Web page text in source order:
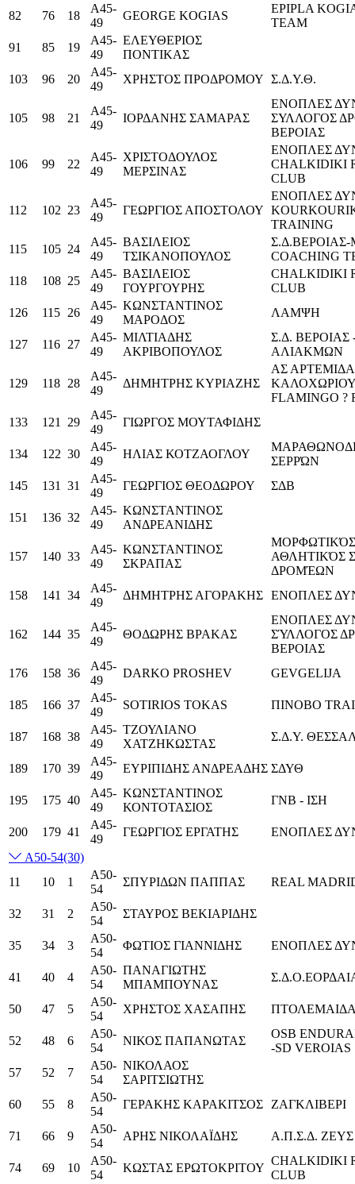
82 76 18
Α45-
49
GEORGE KOGIAS
EPIPLA
TEAM
91
85 19
Α45-
49
ΕΛΕΥΘΕΡΙΟΣ
ΠΟΝΤΙΚΑΣ
103
96 20
Α45-
49
ΧΡΗΣΤΟΣ ΠΡΟΔΡΟΜΟΥ Σ.Δ.Υ.Θ.
105 98 21
Α45-
49
ΙΟΡΔΑΝΗΣ ΣΑΜΑΡΑΣ
ΕΝΟΠΛΕΣ
ΣΥΛΛΟΓΟΣ
ΒΕΡΟΙΑΣ
106 99 22
Α45-
49
ΧΡΙΣΤΟΔΟΥΛΟΣ
ΜΕΡΣΙΝΑΣ
ΕΝΟΠΛΕΣ
CHALKIDIKI
CLUB
112 102 23
Α45-
49
ΓΕΩΡΓΙΟΣ ΑΠΟΣΤΟΛΟΥ
ΕΝΟΠΛΕΣ
TRAINING
115
105 24
Α45-
49
ΒΑΣΙΛΕΙΟΣ
ΤΣΙΚΑΝΟΠΟΥΛΟΣ
Σ.Δ.ΒΕΡΟΙΑΣ-
COACHING
118
108 25
Α45-
49
ΒΑΣΙΛΕΙΟΣ
ΓΟΥΡΓΟΥΡΗΣ
CHALKIDIKI
CLUB
126
115 26
Α45-
49
ΚΩΝΣΤΑΝΤΙΝΟΣ
ΜΑΡΟΔΟΣ
ΛΑΜΨΗ
127 116 27
Α45-
49
ΜΙΛΤΙΑΔΗΣ
ΑΚΡΙΒΟΠΟΥΛΟΣ
Σ.Δ. ΒΕΡΟΙΑΣ
ΑΛΙΑΚΜΩΝ
129 118 28
Α45-
49
ΔΗΜΗΤΡΗΣ ΚΥΡΙΑΖΗΣ
ΑΣ ΑΡΤΕΜΙΔΑ
ΚΑΛΟΧΩΡΙΟΥ
FLAMINGO ?
133
121 29
Α45-
49
ΓΙΩΡΓΟΣ ΜΟΥΤΑΦΙΔΗΣ
134 122 30
Α45-
49
ΗΛΙΑΣ ΚΟΤΖΑΟΓΛΟΥ
ΣΕΡΡΏΝ
145
131 31
Α45-
49
ΓΕΩΡΓΙΟΣ ΘΕΟΔΩΡΟΥ ΣΔΒ
151 136 32
Α45-
49
ΚΩΝΣΤΑΝΤΙΝΟΣ
ΑΝΔΡΕΑΝΙΔΗΣ
157 140 33
Α45-
49
ΚΩΝΣΤΑΝΤΙΝΟΣ
ΣΚΡΑΠΑΣ
ΑΘΛΗΤΙΚΌΣ
ΔΡΟΜΈΩΝ
158
141 34
Α45-
49
ΔΗΜΗΤΡΗΣ ΑΓΟΡΑΚΗΣ ΕΝΟΠΛΕΣ
162 144 35
Α45-
49
ΘΟΔΩΡΗΣ ΒΡΑΚΑΣ
ΕΝΟΠΛΕΣ
ΣΎΛΛΟΓΟΣ
ΒΕΡΟΙΑΣ
176
158 36
Α45-
49
DARKO PROSHEV GEVGELIJA
185 166 37
Α45-
49
SOTIRIOS TOKAS ΠΙΝΟΒΟ
187 168 38
Α45-
49
ΤΖΟΥΛΙΑΝΟ
ΧΑΤΖΗΚΩΣΤΑΣ
Σ.Δ.Υ.
189 170 39
Α45-
49
ΕΥΡΙΠΙΔΗΣ ΑΝΔΡΕΑΔΗΣ ΣΔΥΘ
195 175 40
Α45-
49
ΚΩΝΣΤΑΝΤΙΝΟΣ
ΚΟΝΤΟΤΑΣΙΟΣ
ΓΝΒ - ΙΣΗ
200 179 41
Α45-
49
ΓΕΩΡΓΙΟΣ ΕΡΓΑΤΗΣ
ΕΝΟΠΛΕΣ
Α50-54(30)
11
10 1
Α50-
54
ΣΠΥΡΙΔΩΝ ΠΑΠΠΑΣ REAL
32 31 2
Α50-
54
ΣΤΑΥΡΟΣ ΒΕΚΙΑΡΙΔΗΣ
35 34 3
Α50-
54
ΦΩΤΙΟΣ ΓΙΑΝΝΙΔΗΣ ΕΝΟΠΛΕΣ
41 40 4
Α50-
54
ΠΑΝΑΓΙΩΤΗΣ
ΜΠΑΜΠΟΥΝΑΣ
50 47 5
Α50-
54
ΧΡΗΣΤΟΣ ΧΑΣΑΠΗΣ
52 48 6
Α50-
54
ΝΙΚΟΣ ΠΑΠΑΝΩΤΑΣ
OSB
-SD VEROIAS
57
52 7
Α50-
54
ΝΙΚΟΛΑΟΣ
ΣΑΡΙΤΣΙΩΤΗΣ
60
55 8
Α50-
54
ΓΕΡΑΚΗΣ ΚΑΡΑΚΙΤΣΟΣ ΖΑΓΚΛΙΒΕΡΙ
71 66 9
Α50-
54
ΑΡΗΣ ΝΙΚΟΛΑΪΔΗΣ Α.Π.Σ.Δ. ΖΕΥΣ
74 69 10
Α50-
54
ΚΩΣΤΑΣ ΕΡΩΤΟΚΡΙΤΟΥ
CHALKIDIKI
CLUB